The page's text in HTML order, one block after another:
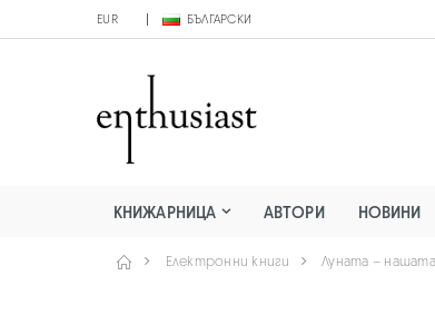
EUR БЪЛГАРСКИ
КНИЖАРНИЦА АВТОРИ НОВИНИ
Електронни книги Луната –